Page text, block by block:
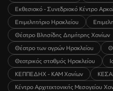
Εκθεσιακό - Συνεδριακό Κέντρο
Επιμελητήριο Ηρακλείου
Θέατρο Βλησίδης Δημήτρης Χανίων
Θέατρο των αγρών Ηρακλείου
Θεατρικός σταθμός Ηρακλείου
ΚΕΠΠΕΔΗΧ - ΚΑΜ Χανίων
Κέντρο Αρχιτεκτονικής Μεσογείου